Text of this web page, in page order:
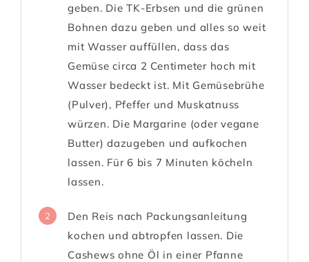
geben. Die TK-Erbsen und die grünen
Bohnen dazu geben und alles so weit
mit Wasser auffüllen, dass das
Gemüse circa 2 Centimeter hoch mit
Wasser bedeckt ist. Mit Gemüsebrühe
(Pulver), Pfeffer und Muskatnuss
würzen. Die Margarine (oder vegane
Butter) dazugeben und aufkochen
lassen. Für 6 bis 7 Minuten köcheln
lassen.
2
Den Reis nach Packungsanleitung
kochen und abtropfen lassen. Die
Cashews ohne Öl in einer Pfanne